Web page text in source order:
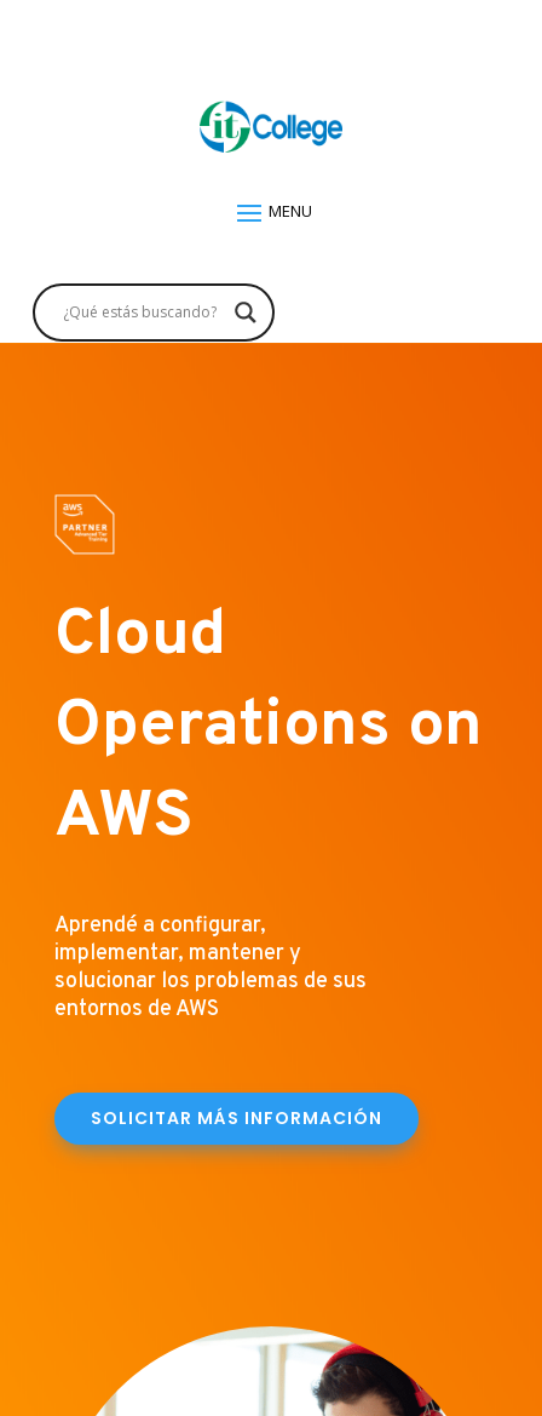
Cloud
Operations on
AWS
Aprendé a configurar,
implementar, mantener y
solucionar los problemas de sus
entornos de AWS
SOLICITAR MÁS INFORMACIÓN